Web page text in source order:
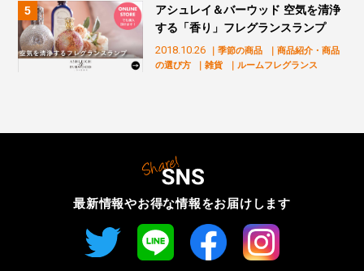
2018.10.26 ｜季節の商品
｜商品紹介・商品
の選び方
｜雑貨 ｜ルームフレグランス
アシュレイ＆バーウッド 空気を清浄
する「香り」フレグランスランプ
最新情報やお得な情報をお届けします